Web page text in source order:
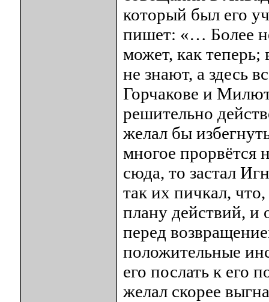
который был его
пишет: «… Более
может, как
не знают, а здесь
Горчакове и
решительно
желал бы
многое прорвётся
сюда, то застал
так их пичкал,
плану действий, и
перед
положительные
его послать к его
желал скорее